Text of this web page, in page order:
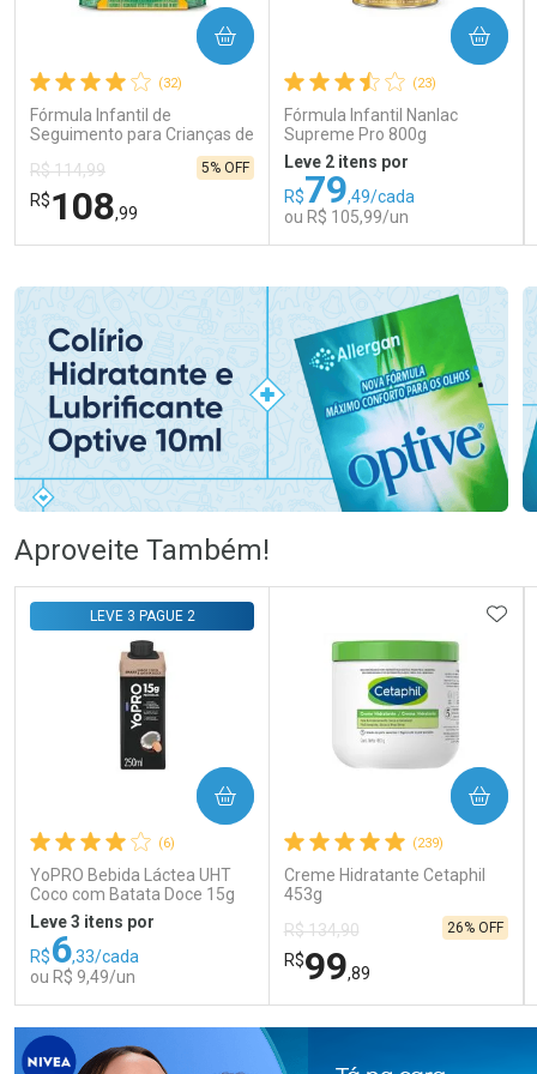
(32)
Fórmula Infantil de
Seguimento para Crianças de
Primeira Infância Nestonutri
2 Unidades de 800g cada
R$ 114,99
R$108,99
5% OFF
COMPRAR
Comprar sem Desconto
Por R$ 108,99/cada
Comprar sem Desconto
Por R$ 108,99/cada
(23)
Fórmula Infantil Nanlac
Supreme Pro 800g
Leve 2 itens por
R$79,49/cada
ou R$ 105,99/un
COMPRAR
Laboratório
Comprar sem Desconto
Por Menos
Comprar sem Desconto
Aproveite Também!
(6)
YoPRO Bebida Láctea UHT
Coco com Batata Doce 15g
de proteínas 250ml
LEVE 3 PAGUE 2
Leve 3 itens por
R$6,33/cada
ou R$ 9,49/un
COMPRAR
FECHAR
Laboratório
FECHAR
(239)
Creme Hidratante Cetaphil
453g
R$ 134,90
R$99,89
26% OFF
COMPRAR
Laboratório